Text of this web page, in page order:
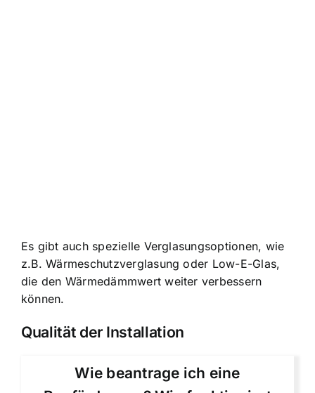
Es gibt auch spezielle Verglasungsoptionen, wie
z.B. Wärmeschutzverglasung oder Low-E-Glas,
die den Wärmedämmwert weiter verbessern
können.
Qualität der Installation
Wie beantrage ich eine